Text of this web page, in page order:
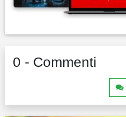
0 - Commenti